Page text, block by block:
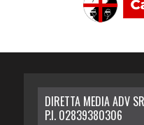
DIRETTA MEDIA ADV
P.I. 02839380306